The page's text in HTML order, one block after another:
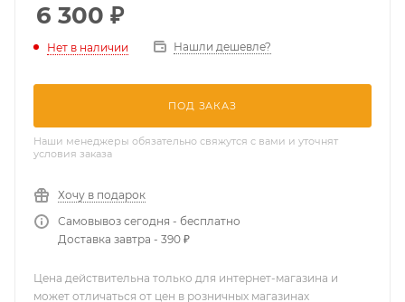
6 300 ₽
Нет в наличии Нашли дешевле?
ПОД ЗАКАЗ
Наши менеджеры обязательно свяжутся с вами и уточнят
условия заказа
Хочу в подарок
Самовывоз сегодня - бесплатно
Доставка завтра - 390 ₽
Цена действительна только для интернет-магазина и
может отличаться от цен в розничных магазинах